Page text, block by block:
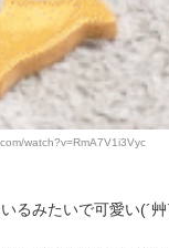
watch?v=RmA7V1i3Vyc
るみたいで可愛い(´
アプリをダウンロード